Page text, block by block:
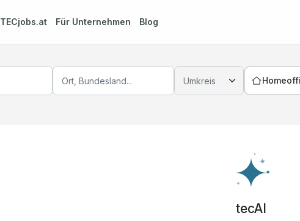
TECjobs.at Für Unternehmen Blog
tecAI